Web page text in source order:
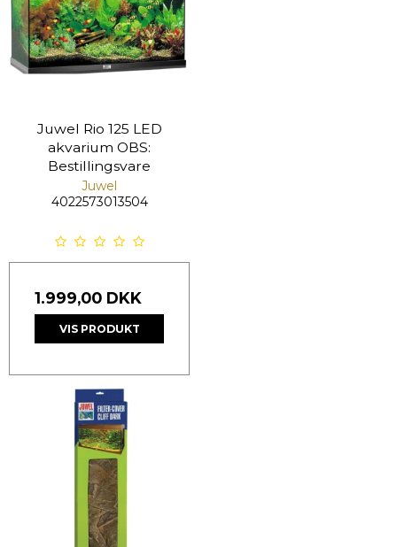
Juwel Rio 125 LED
akvarium OBS:
Bestillingsvare
Juwel
4022573013504
1.999,00 DKK
VIS PRODUKT